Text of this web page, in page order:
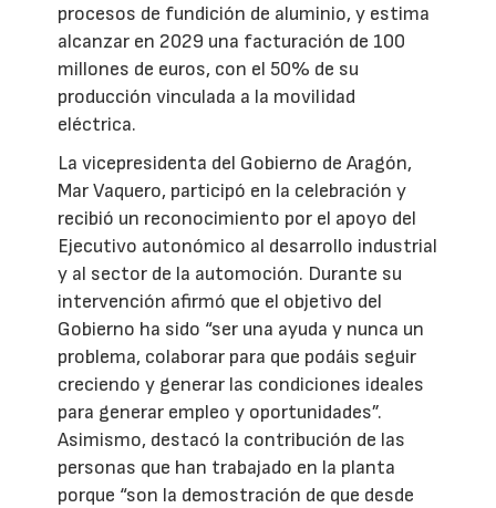
procesos de fundición de aluminio, y estima
alcanzar en 2029 una facturación de 100
millones de euros, con el 50% de su
producción vinculada a la movilidad
eléctrica.
La vicepresidenta del Gobierno de Aragón,
Mar Vaquero, participó en la celebración y
recibió un reconocimiento por el apoyo del
Ejecutivo autonómico al desarrollo industrial
y al sector de la automoción. Durante su
intervención afirmó que el objetivo del
Gobierno ha sido “ser una ayuda y nunca un
problema, colaborar para que podáis seguir
creciendo y generar las condiciones ideales
para generar empleo y oportunidades”.
Asimismo, destacó la contribución de las
personas que han trabajado en la planta
porque “son la demostración de que desde